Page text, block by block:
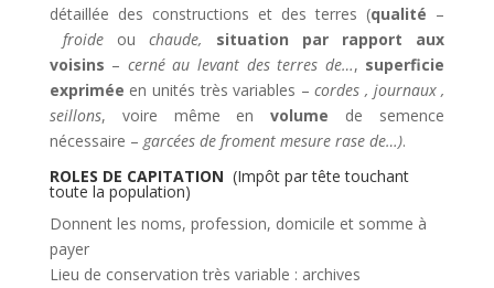
détaillée des constructions et des terres (qualité –
froide ou chaude, situation par rapport aux
voisins – cerné au levant des terres de…, superficie
exprimée en unités très variables –cordes , journaux ,
seillons, voire même envolume de semence
nécessaire – garcées de froment mesure rase de…).
ROLES DE CAPITATION (Impôt par tête touchant
toute la population)
Donnent les noms, profession, domicile et somme à
payer
Lieu de conservation très variable : archives